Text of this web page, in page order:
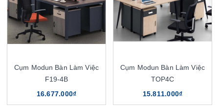
Cụm Modun Bàn Làm Việc
F19-4B
16.677.000₫
Cụm Modun Bàn Làm Việc
TOP4C
15.811.000₫